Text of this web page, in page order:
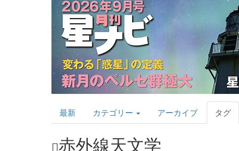
AstroArts
Topics
最新 カテゴリー アーカイブ タグ
赤外線天文学